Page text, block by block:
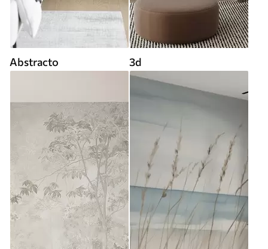
Abstracto 3d